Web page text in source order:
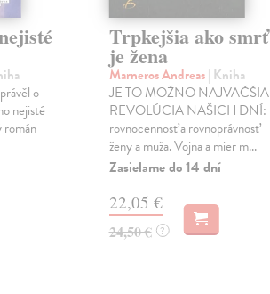
o
nejisté
román
Trpkejšia ako smrť
je žena
Marneros Andreas| Kniha
JE TO MOŽNO NAJVÄČŠIA
REVOLÚCIA NAŠICH DNÍ:
rovnocennosť a rovnoprávnosť
ženy a muža. Vojna a mier m...
Zasielame do 14 dní
22,05 €
24,50 € ?